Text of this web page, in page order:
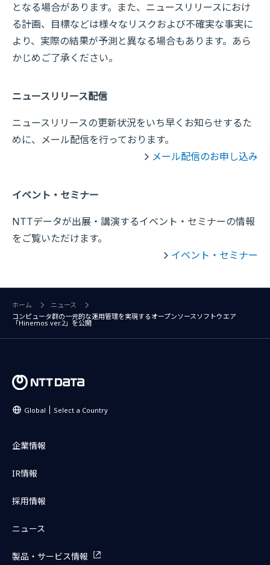
となる場合があります。また、ニュースリリースにおけ
る計画、目標などは様々なリスクおよび不確実な事実に
より、実際の結果が予測と異なる場合もあります。あら
かじめご了承ください。
ニュースリリース配信
ニュースリリースの更新状況をいち早くお知らせするた
めに、メール配信を行っております。
メール配信のお申し込み
イベント・セミナー
NTTデータが出展・講演するイベント・セミナーの情報
をご覧いただけます。
イベント・セミナー
ホーム
ニュース
コンピュータ群の一元的な運用管理を実現するオープンソースソフトウエア
「Hinemos ver.2」を公開
Global Select a Country
企業情報
IR情報
採用情報
ニュース
製品・サービス情報